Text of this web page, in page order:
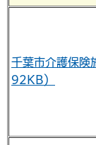
千葉市介護保険
92KB）